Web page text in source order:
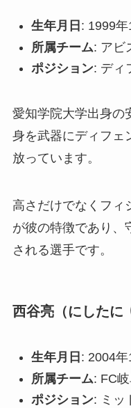
生年月日 : 1999年
所属チーム: アビ
ポジション: ディ
愛知学院大学出身の
身を武器にディフェ
放っています。
高さだけでなくフィ
が彼の特徴であり、
される選手です。
西谷亮（にしたに
生年月日 : 2004年
所属チーム: FC
ポジション: ミッ